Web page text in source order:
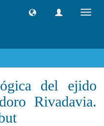
del ejido
Rivadavia.